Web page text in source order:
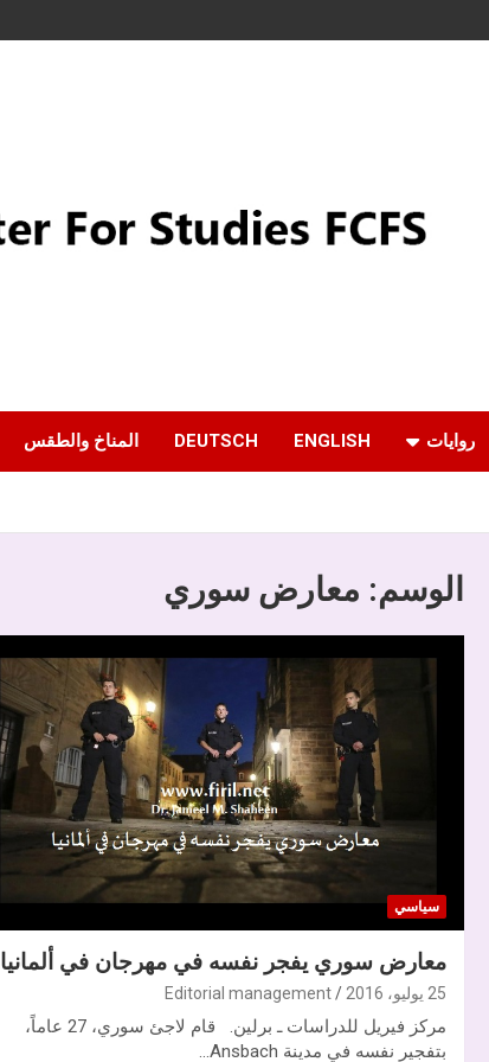
روايات ENGLISH
DEUTSCH المناخ والطقس
الوسم: معارض سوري
سياسي
معارض سوري يفجر نفسه في مهرجان في ألمانيا
25 يوليو، 2016 Editorial management
مركز فيريل للدراسات ـ برلين. قام لاجئ سوري، 27 عاماً،
بتفجير نفسه في مدينة Ansbach…